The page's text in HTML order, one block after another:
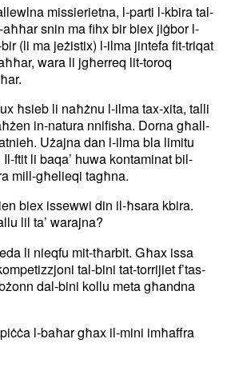
missierietna, l-parti l-kbira tal-
snin ma fihx bir biex jiġbor l-
(li ma jeżistix) l-ilma jintefa fit-triqat
wara li jgħerreq lit-toroq
ħsieb li naħżnu l-ilma tax-xita, talli
in-natura nnifisha. Dorna għall-
Użajna dan l-ilma bla limitu
ftit li baqa’ huwa kontaminat bil-
mill-għelieqi tagħna.
biex issewwi din il-ħsara kbira.
lil ta’ warajna?
li nieqfu mit-tħarbit. Għax issa
tal-bini tat-torrijiet f’tas-
dal-bini kollu meta għandna
l-baħar għax il-mini imħaffra